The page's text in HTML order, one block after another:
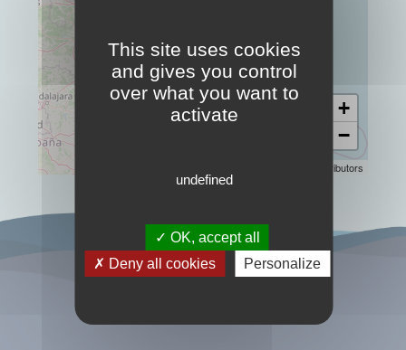
+
−
contributors
This site uses cookies
and gives you control
over what you want to
activate
undefined
OK, accept all
Deny all cookies
Personalize